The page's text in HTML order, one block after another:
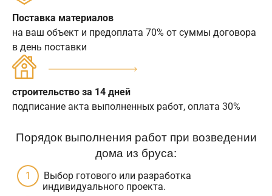
Поставка материалов
на ваш объект и предоплата 70% от суммы договора
в день поставки
строительство за 14 дней
подписание акта выполненных работ, оплата 30%
Порядок выполнения работ при возведении
дома из бруса:
Выбор готового или разработка
индивидуального проекта.